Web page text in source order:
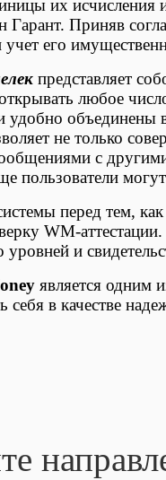
их исчисления
Гарант. Приняв
учет его
представляет
любое
удобно
не только
с
пользователи
перед тем,
WM-
уровней и
является одним
себя в качестве